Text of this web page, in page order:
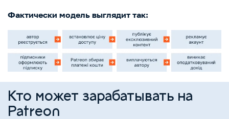
Фактически модель выглядит так:
Кто может зарабатывать на
Patreon